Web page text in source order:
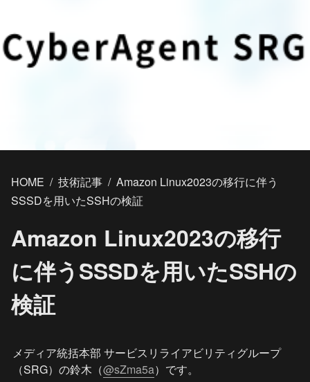
HOME / 技術記事 / Amazon Linux2023の移行に伴う
SSSDを用いたSSHの検証
Amazon Linux2023の移行
に伴うSSSDを用いたSSHの
検証
メディア統括本部 サービスリライアビリティグループ
（SRG）の鈴木（@sZma5a）です。